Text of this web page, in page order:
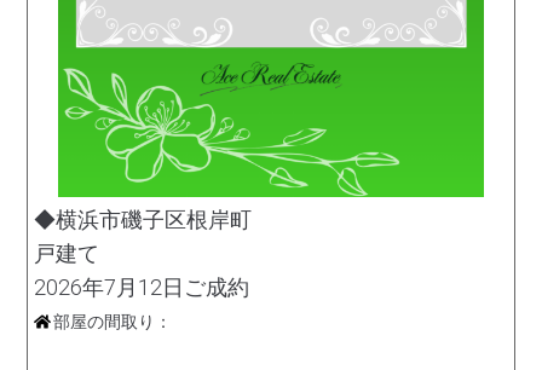
◆横浜市磯子区根岸町
戸建て
2026年7月12日ご成約
部屋の間取り：